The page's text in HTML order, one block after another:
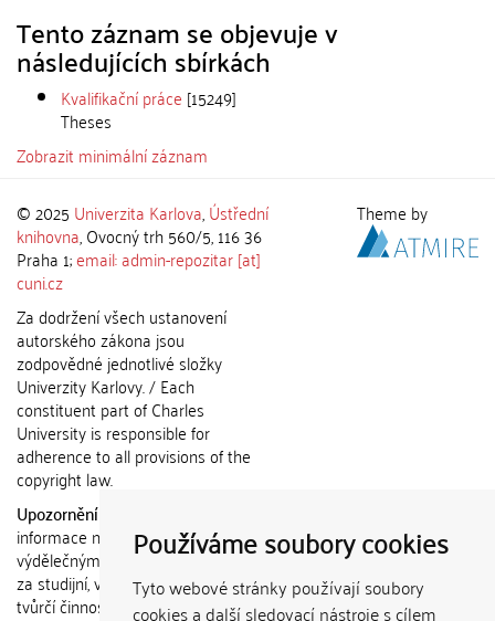
Používáme soubory cookies
Tyto webové stránky používají soubory
cookies a další sledovací nástroje s cílem
Tento záznam se objevuje v
následujících sbírkách
Kvalifikační práce [15249]
Theses
Zobrazit minimální záznam
© 2025 Univerzita Karlova,Ústřední
knihovna, Ovocný trh 560/5, 116 36
Praha 1;email: admin-repozitar [at]
cuni.cz
Za dodržení všech ustanovení
autorského zákona jsou
zodpovědné jednotlivé složky
Univerzity Karlovy. / Each
constituent part of Charles
University is responsible for
adherence to all provisions of the
copyright law.
Upozornění / Notice:
informace nemohou být použity k
výdělečným účelům nebo vydávány
za studijní, vědeckou nebo jinou
tvůrčí činnost jiné osoby než autora.
Theme by